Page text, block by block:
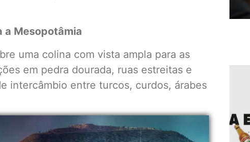
a Mesopotâmia
uma colina com vista ampla para as
em pedra dourada, ruas estreitas e
intercâmbio entre turcos, curdos, árabes